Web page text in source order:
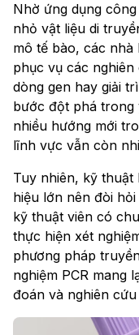
Nhờ ứng dụng
nhỏ vật liệu di
mô tế bào, các
phục vụ các
dòng gen hay giải
bước đột phá trong
nhiều hướng mới
lĩnh vực vẫn còn
Tuy nhiên, kỹ thuật
hiệu lớn nên đòi
kỹ thuật viên có
thực hiện xét
phương pháp
nghiệm PCR mang
đoán và nghiên